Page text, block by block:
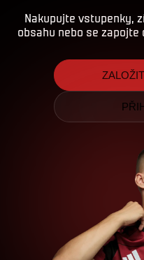
Nakupujte vstupenky,
obsahu nebo se zapojte